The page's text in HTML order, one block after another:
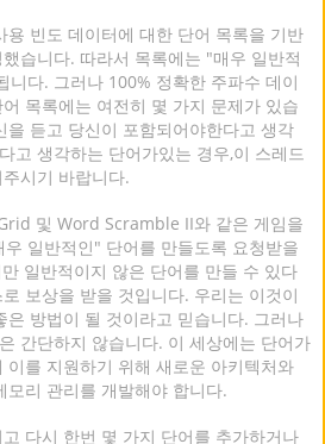
용 빈도 데이터에 대한 단어 목록을 기반
습니다. 따라서 목록에는 "매우 일반적
니다. 그러나 100% 정확한 주파수 데이
목록에는 여전히 몇 가지 문제가 있습
을 듣고 당신이 포함되어야한다고 생각
고 생각하는 단어가있는 경우,이 스레드
시기 바랍니다.
및 Word Scramble II와 같은 게임을
일반적인" 단어를 만들도록 요청받을
일반적이지 않은 단어를 만들 수 있다
보상을 받을 것입니다. 우리는 이것이
은 방법이 될 것이라고 믿습니다. 그러나
간단하지 않습니다. 이 세상에는 단어가
이를 지원하기 위해 새로운 아키텍처와
모리 관리를 개발해야 합니다.
다시 한번 몇 가지 단어를 추가하거나